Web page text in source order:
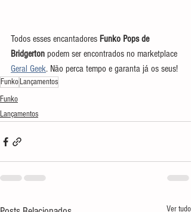
Todos esses encantadores Funko Pops de
Bridgerton podem ser encontrados no marketplace
Geral Geek. Não perca tempo e garanta já os seus!
Funko Lançamentos
Funko
Lançamentos
Ver tudo